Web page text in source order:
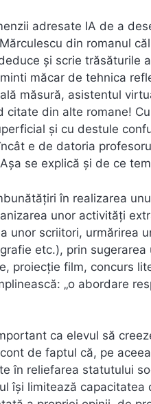
adresate IA de a
din romanul
și scrie trăsăturile
măcar de tehnica
măsură, asistentul
citate din alte romane!
și cu destule
e de datoria
se explică și de ce
în realizarea
unor activități
unor scriitori, urmărirea
etc.), prin
proiecție film, concurs
„o abordare
ca elevul să
de faptul că, pe
în reliefarea statutului
își limitează